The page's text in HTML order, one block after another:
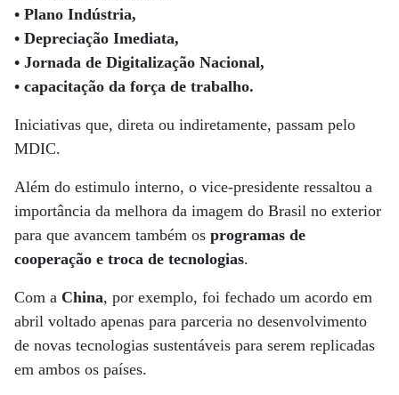
• Plano Indústria,
• Depreciação Imediata,
• Jornada de Digitalização Nacional,
• capacitação da força de trabalho.
Iniciativas que, direta ou indiretamente, passam pelo
MDIC.
Além do estimulo interno, o vice-presidente ressaltou a
importância da melhora da imagem do Brasil no exterior
para que avancem também os programas de
cooperação e troca de tecnologias.
Com a China, por exemplo, foi fechado um acordo em
abril voltado apenas para parceria no desenvolvimento
de novas tecnologias sustentáveis para serem replicadas
em ambos os países.